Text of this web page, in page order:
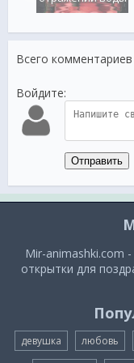
Всего
Войдите:
Отправить
Mir-animashki.com
открытки для
девушка любовь